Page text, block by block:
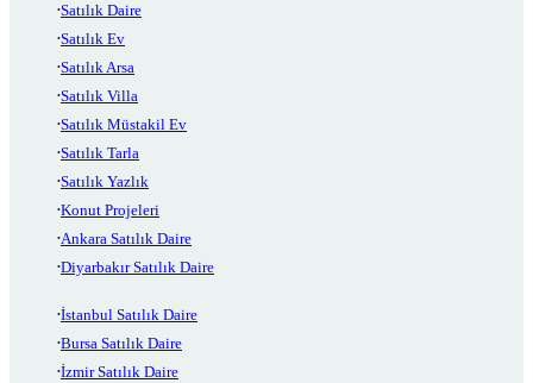
Satılık Daire
Satılık Ev
Satılık Arsa
Satılık Villa
Satılık Müstakil Ev
Satılık Tarla
Satılık Yazlık
Konut Projeleri
Ankara Satılık Daire
Diyarbakır Satılık Daire
İstanbul Satılık Daire
Bursa Satılık Daire
İzmir Satılık Daire